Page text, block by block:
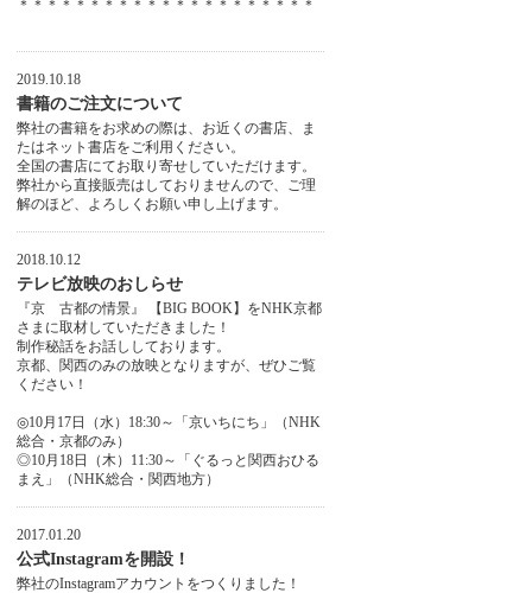
＊＊＊＊＊＊＊＊＊＊＊＊＊＊＊＊＊＊＊＊＊
2019.10.18
書籍のご注文について
弊社の書籍をお求めの際は、お近くの書店、ま
たはネット書店をご利用ください。
全国の書店にてお取り寄せしていただけます。
弊社から直接販売はしておりませんので、ご理
解のほど、よろしくお願い申し上げます。
2018.10.12
テレビ放映のおしらせ
『京 古都の情景』 【BIG BOOK】をNHK京都
さまに取材していただきました！
制作秘話をお話ししております。
京都、関西のみの放映となりますが、ぜひご覧
ください！
◎10月17日（水）18:30～「京いちにち」（NHK
総合・京都のみ）
◎10月18日（木）11:30～「ぐるっと関西おひる
まえ」（NHK総合・関西地方）
2017.01.20
公式Instagramを開設！
弊社のInstagramアカウントをつくりました！